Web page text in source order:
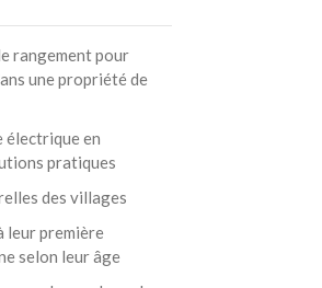
rangement pour
une propriété de
électrique en
pratiques
des villages
leur première
selon leur âge